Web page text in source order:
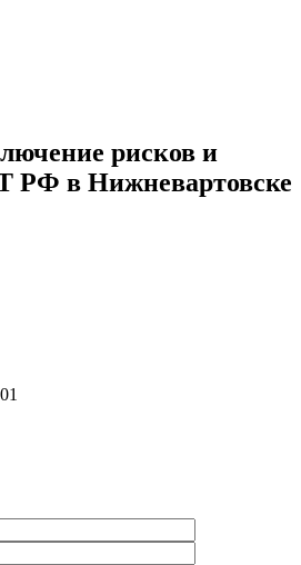
рисков и
РФ в Нижневартовске